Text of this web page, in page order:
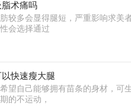
脂术痛吗
较多会显得腿短，严重影响求美
会选择通过
快速瘦大腿
望自己能够拥有苗条的身材，可
的不运动，